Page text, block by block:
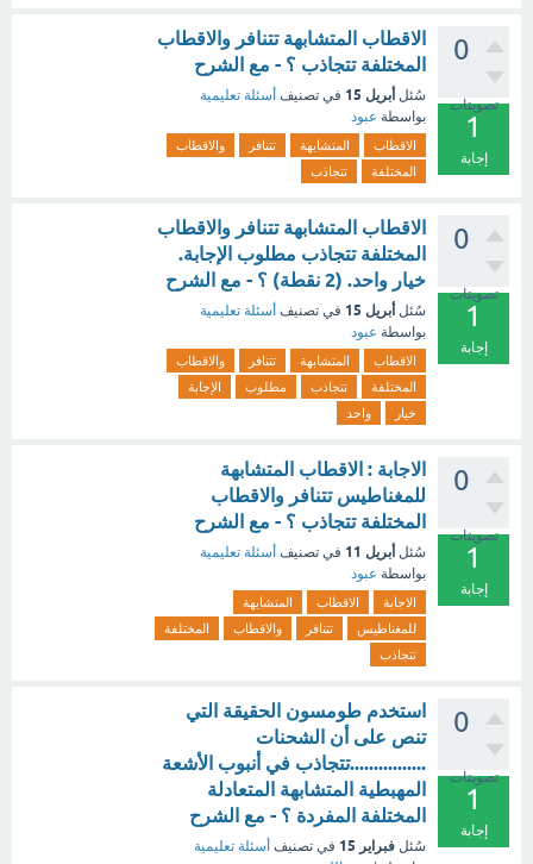
0
تصويتات
1
إجابة
الاقطاب المتشابهة تتنافر والاقطاب
المختلفة تتجاذب ؟ - مع الشرح
سُئل أبريل 15 في تصنيف أسئلة تعليمية
بواسطة عبود
الاقطاب المتشابهة تتنافر
والاقطاب
المختلفة
تتجاذب
0
تصويتات
1
إجابة
الاقطاب المتشابهة تتنافر والاقطاب
المختلفة تتجاذب مطلوب الإجابة.
خيار واحد. (2 نقطة) ؟ - مع الشرح
سُئل أبريل 15 في تصنيف أسئلة تعليمية
بواسطة عبود
الاقطاب المتشابهة تتنافر
والاقطاب
المختلفة
تتجاذب مطلوب
الإجابة
خيار
واحد
0
تصويتات
1
إجابة
الاجابة : الاقطاب المتشابهة
للمغناطيس تتنافر والاقطاب
المختلفة تتجاذب ؟ - مع الشرح
سُئل أبريل 11 في تصنيف أسئلة تعليمية
بواسطة عبود
الاجابة الاقطاب
المتشابهة
للمغناطيس
تتنافر والاقطاب
المختلفة
تتجاذب
0
تصويتات
1
إجابة
استخدم طومسون الحقيقة التي
تنص على أن الشحنات
................تتجاذب في أنبوب الأشعة
المهبطية المتشابهة المتعادلة
المختلفة المفردة ؟ - مع الشرح
سُئل فبراير 15 في تصنيف أسئلة تعليمية